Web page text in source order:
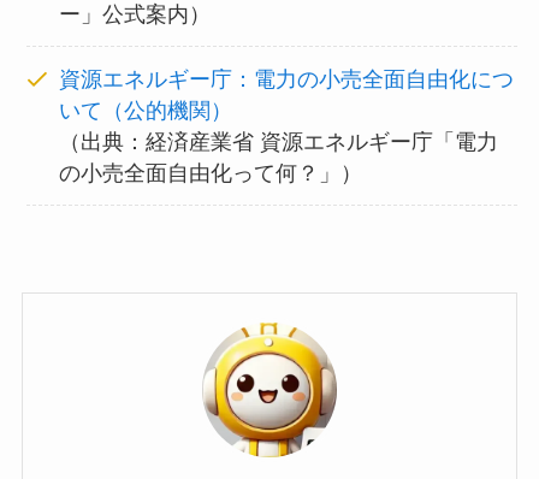
ー」公式案内）
資源エネルギー庁：電力の小売全面自由化につ
いて（公的機関）
（出典：経済産業省 資源エネルギー庁「電力
の小売全面自由化って何？」）